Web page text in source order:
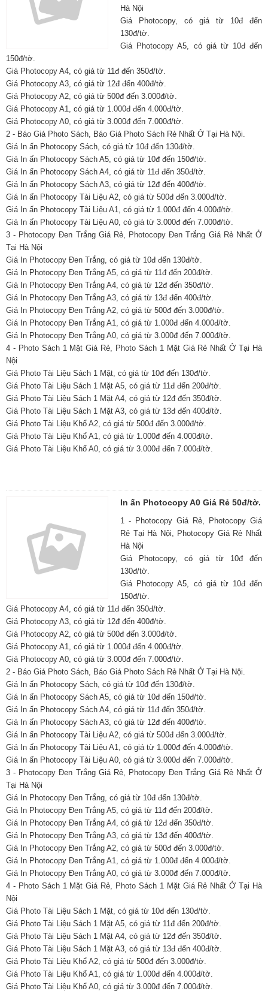
Hà Nội
Giá Photocopy, có giá từ 10đ đến
130đ/tờ.
Giá Photocopy A5, có giá từ 10đ đến
150đ/tờ.
Giá Photocopy A4, có giá từ 11đ đến 350đ/tờ.
Giá Photocopy A3, có giá từ 12đ đến 400đ/tờ.
Giá Photocopy A2, có giá từ 500đ đến 3.000đ/tờ.
Giá Photocopy A1, có giá từ 1.000đ đến 4.000đ/tờ.
Giá Photocopy A0, có giá từ 3.000đ đến 7.000đ/tờ.
2 - Báo Giá Photo Sách, Báo Giá Photo Sách Rẻ Nhất Ở Tại Hà Nội.
Giá In ấn Photocopy Sách, có giá từ 10đ đến 130đ/tờ.
Giá In ấn Photocopy Sách A5, có giá từ 10đ đến 150đ/tờ.
Giá In ấn Photocopy Sách A4, có giá từ 11đ đến 350đ/tờ.
Giá In ấn Photocopy Sách A3, có giá từ 12đ đến 400đ/tờ.
Giá In ấn Photocopy Tài Liệu A2, có giá từ 500đ đến 3.000đ/tờ.
Giá In ấn Photocopy Tài Liệu A1, có giá từ 1.000đ đến 4.000đ/tờ.
Giá In ấn Photocopy Tài Liệu A0, có giá từ 3.000đ đến 7.000đ/tờ.
3 - Photocopy Đen Trắng Giá Rẻ, Photocopy Đen Trắng Giá Rẻ Nhất Ở
Tại Hà Nội
Giá In Photocopy Đen Trắng, có giá từ 10đ đến 130đ/tờ.
Giá In Photocopy Đen Trắng A5, có giá từ 11đ đến 200đ/tờ.
Giá In Photocopy Đen Trắng A4, có giá từ 12đ đến 350đ/tờ.
Giá In Photocopy Đen Trắng A3, có giá từ 13đ đến 400đ/tờ.
Giá In Photocopy Đen Trắng A2, có giá từ 500đ đến 3.000đ/tờ.
Giá In Photocopy Đen Trắng A1, có giá từ 1.000đ đến 4.000đ/tờ.
Giá In Photocopy Đen Trắng A0, có giá từ 3.000đ đến 7.000đ/tờ.
4 - Photo Sách 1 Mặt Giá Rẻ, Photo Sách 1 Mặt Giá Rẻ Nhất Ở Tại Hà
Nội
Giá Photo Tài Liệu Sách 1 Mặt, có giá từ 10đ đến 130đ/tờ.
Giá Photo Tài Liệu Sách 1 Mặt A5, có giá từ 11đ đến 200đ/tờ.
Giá Photo Tài Liệu Sách 1 Mặt A4, có giá từ 12đ đến 350đ/tờ.
Giá Photo Tài Liệu Sách 1 Mặt A3, có giá từ 13đ đến 400đ/tờ.
Giá Photo Tài Liệu Khổ A2, có giá từ 500đ đến 3.000đ/tờ.
Giá Photo Tài Liệu Khổ A1, có giá từ 1.000đ đến 4.000đ/tờ.
Giá Photo Tài Liệu Khổ A0, có giá từ 3.000đ đến 7.000đ/tờ.
In ấn Photocopy A0 Giá Rẻ 50đ/tờ.
1 - Photocopy Giá Rẻ, Photocopy Giá
Rẻ Tại Hà Nội, Photocopy Giá Rẻ Nhất
Hà Nội
Giá Photocopy, có giá từ 10đ đến
130đ/tờ.
Giá Photocopy A5, có giá từ 10đ đến
150đ/tờ.
Giá Photocopy A4, có giá từ 11đ đến 350đ/tờ.
Giá Photocopy A3, có giá từ 12đ đến 400đ/tờ.
Giá Photocopy A2, có giá từ 500đ đến 3.000đ/tờ.
Giá Photocopy A1, có giá từ 1.000đ đến 4.000đ/tờ.
Giá Photocopy A0, có giá từ 3.000đ đến 7.000đ/tờ.
2 - Báo Giá Photo Sách, Báo Giá Photo Sách Rẻ Nhất Ở Tại Hà Nội.
Giá In ấn Photocopy Sách, có giá từ 10đ đến 130đ/tờ.
Giá In ấn Photocopy Sách A5, có giá từ 10đ đến 150đ/tờ.
Giá In ấn Photocopy Sách A4, có giá từ 11đ đến 350đ/tờ.
Giá In ấn Photocopy Sách A3, có giá từ 12đ đến 400đ/tờ.
Giá In ấn Photocopy Tài Liệu A2, có giá từ 500đ đến 3.000đ/tờ.
Giá In ấn Photocopy Tài Liệu A1, có giá từ 1.000đ đến 4.000đ/tờ.
Giá In ấn Photocopy Tài Liệu A0, có giá từ 3.000đ đến 7.000đ/tờ.
3 - Photocopy Đen Trắng Giá Rẻ, Photocopy Đen Trắng Giá Rẻ Nhất Ở
Tại Hà Nội
Giá In Photocopy Đen Trắng, có giá từ 10đ đến 130đ/tờ.
Giá In Photocopy Đen Trắng A5, có giá từ 11đ đến 200đ/tờ.
Giá In Photocopy Đen Trắng A4, có giá từ 12đ đến 350đ/tờ.
Giá In Photocopy Đen Trắng A3, có giá từ 13đ đến 400đ/tờ.
Giá In Photocopy Đen Trắng A2, có giá từ 500đ đến 3.000đ/tờ.
Giá In Photocopy Đen Trắng A1, có giá từ 1.000đ đến 4.000đ/tờ.
Giá In Photocopy Đen Trắng A0, có giá từ 3.000đ đến 7.000đ/tờ.
4 - Photo Sách 1 Mặt Giá Rẻ, Photo Sách 1 Mặt Giá Rẻ Nhất Ở Tại Hà
Nội
Giá Photo Tài Liệu Sách 1 Mặt, có giá từ 10đ đến 130đ/tờ.
Giá Photo Tài Liệu Sách 1 Mặt A5, có giá từ 11đ đến 200đ/tờ.
Giá Photo Tài Liệu Sách 1 Mặt A4, có giá từ 12đ đến 350đ/tờ.
Giá Photo Tài Liệu Sách 1 Mặt A3, có giá từ 13đ đến 400đ/tờ.
Giá Photo Tài Liệu Khổ A2, có giá từ 500đ đến 3.000đ/tờ.
Giá Photo Tài Liệu Khổ A1, có giá từ 1.000đ đến 4.000đ/tờ.
Giá Photo Tài Liệu Khổ A0, có giá từ 3.000đ đến 7.000đ/tờ.